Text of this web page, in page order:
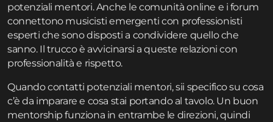
potenziali mentori. Anche le comunità online e i forum
connettono musicisti emergenti con professionisti
esperti che sono disposti a condividere quello che
sanno. Il trucco è avvicinarsi a queste relazioni con
professionalità e rispetto.
Quando contatti potenziali mentori, sii specifico su cosa
c’è da imparare e cosa stai portando al tavolo. Un buon
mentorship funziona in entrambe le direzioni, quindi